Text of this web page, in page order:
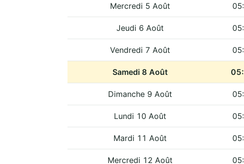
Mercredi 5 Août
Jeudi 6 Août
Vendredi 7 Août
Samedi 8 Août
Dimanche 9 Août
Lundi 10 Août
Mardi 11 Août
Mercredi 12 Août